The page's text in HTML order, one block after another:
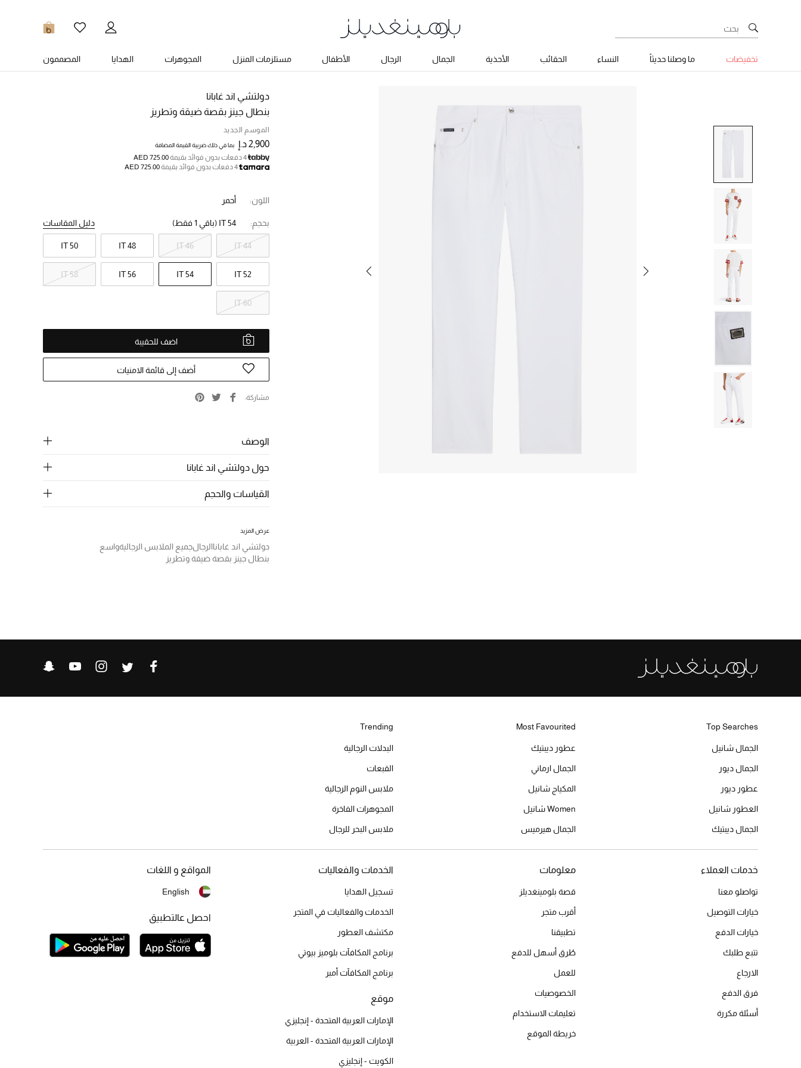
0
تخفيضات ما وصلنا حديثاً النساء الحقائب الأحذية الجمال الرجال الأطفال مستلزمات المنزل المجوهرات الهدايا المصممون
دولتشي اند غابانا
بنطال جينز بقصة ضيقة وتطريز
الموسم الجديد
2,900 د.إ بما في ذلك ضريبة القيمة المضافة
4 دفعات بدون فوائد بقيمة
AED 725.00
4 دفعات بدون فوائد بقيمة
AED 725.00
اللون: أحمر
بحجم: IT 54 (باقي 1 فقط) دليل المقاسات
IT 44
IT 46
IT 48
IT 50
IT 52
IT 54
IT 56
IT 58
IT 60
اضف للحقيبة
أضف إلى قائمة الامنيات
مشاركة
الوصف
حول دولتشي اند غابانا
القياسات والحجم
عرض المزيد
دولتشي اند غاباناالرجالجميع الملابس الرجاليةواسع
بنطال جينز بقصة ضيقة وتطريز
Top Searches
الجمال شانيل
الجمال ديور
عطور ديور
العطور شانيل
الجمال ديبتيك
Most Favourited
عطور ديبتيك
الجمال ارماني
المكياج شانيل
Women شانيل
الجمال هيرميس
Trending
البدلات الرجالية
القبعات
ملابس النوم الرجالية
المجوهرات الفاخرة
ملابس البحر للرجال
خدمات العملاء
تواصلو معنا
خيارات التوصيل
خيارات الدفع
تتبع طلبك
الارجاع
فرق الدفع
أسئلة مكررة
معلومات
قصة بلومينغديلز
أقرب متجر
تطبيقنا
طُرق أسهل للدفع
للعمل
الخصوصيات
تعليمات الاستخدام
خريطة الموقع
الخدمات والفعاليات
تسجيل الهدايا
الخدمات والفعاليات في المتجر
مكتشف العطور
برنامج المكافآت بلوميز بيوتي
برنامج المكافآت أمبر
موقع
الإمارات العربية المتحدة - إنجليزي
الإمارات العربية المتحدة - العربية
الكويت - إنجليزي
المواقع و اللغات
English
احصل عالتطبيق